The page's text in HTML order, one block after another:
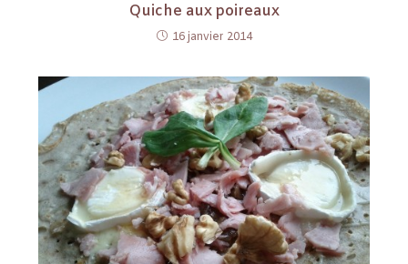
Quiche aux poireaux
16 janvier 2014